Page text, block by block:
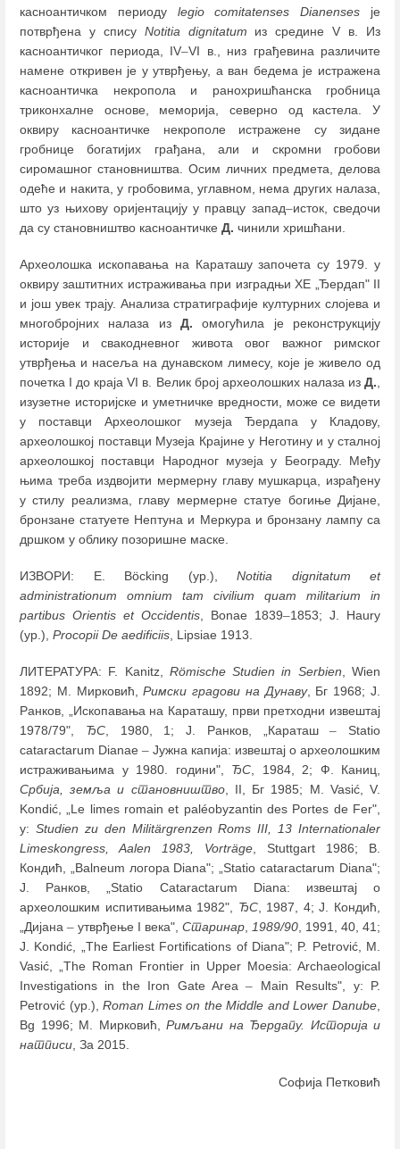
касноантичком периоду legio comitatenses Dianenses је
потврђена у спису Notitia dignitatum из средине V в. Из
касноантичког периода, IV–VI в., низ грађевина различите
намене откривен је у утврђењу, а ван бедема је истражена
касноантичка некропола и ранохришћанска гробница
триконхалне основе, меморија, северно од кастела. У
оквиру касноантичке некрополе истражене су зидане
гробнице богатијих грађана, али и скромни гробови
сиромашног становништва. Осим личних предмета, делова
одеће и накита, у гробовима, углавном, нема других налаза,
што уз њихову оријентацију у правцу запад–исток, сведочи
да су становништво касноантичке Д. чинили хришћани.
Археолошка ископавања на Караташу започета су 1979. у
оквиру заштитних истраживања при изградњи ХЕ „Ђердап" II
и још увек трају. Анализа стратиграфије културних слојева и
многобројних налаза из Д. омогућила је реконструкцију
историје и свакодневног живота овог важног римског
утврђења и насеља на дунавском лимесу, које је живело од
почетка I до краја VI в. Велик број археолошких налаза из Д.
изузетне историјске и уметничке вредности, може се видети
у поставци Археолошког музеја Ђердапа у Кладову,
археолошкој поставци Музеја Крајине у Неготину и у сталној
археолошкој поставци Народног музеја у Београду. Међу
њима треба издвојити мермерну главу мушкарца, израђену
у стилу реализма, главу мермерне статуе богиње Дијане,
бронзане статуете Нептуна и Меркура и бронзану лампу са
дршком у облику позоришне маске.
ИЗВОРИ: E. Böcking (ур.), Notitia dignitatum et
administrationum omnium tam civilium quam militarium in
partibus Orientis et Occidentis , Bonae 1839–1853; J. Haury
(ур.), Procopii De aedificiis , Lipsiae 1913.
ЛИТЕРАТУРА: F. Kanitz, Römische Studien in Serbien, Wien
1892; M. Мирковић,Римски градови на Дунаву, Бг 1968; J.
Ранков, „Ископавања на Караташу, први претходни извештај
1978/79", ЂС, 1980, 1; Ј. Ранков, „Караташ– Statio
cataractarum Dianae – Јужна капија: извештај о археолошким
истраживањима у 1980. години", ЂС, 1984, 2; Ф. Каниц,
Србија, земља и становништво, II, Бг 1985; M. Vasić, V.
Kondić, „Le limes romain et paléobyzantin des Portes de Fer",
у: Studien zu den Militärgrenzen Roms III, 13 Internationaler
Limeskongress, Aalen 1983, Vorträge, Stuttgart 1986; В.
Кондић, „Balneum логора Diana"; „Statio cataractarum Diana";
Ј. Ранков, „Statio Cataractarum Diana: извештај о
археолошким испитивањима 1982", ЂС, 1987, 4; Ј. Кондић,
„Дијана – утврђење I века", Старинар, 1989/90, 1991, 40, 41;
J. Kondić, „The Earliest Fortifications of Diana"; P. Petrović, M.
Vasić, „The Roman Frontier in Upper Moesia: Archaeological
Investigations in the Iron Gate Area– Main Results", у: P.
Petrović (ур.),Roman Limes on the Middle and Lower Danube,
Bg 1996; M. Мирковић, Римљани на Ђердапу. Историја и
натписи, За 2015.
Софија Петковић